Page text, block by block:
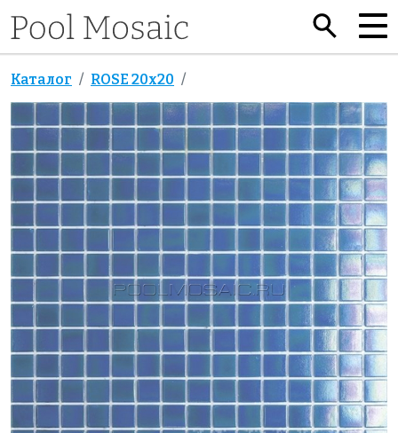
Каталог ROSE 20x20